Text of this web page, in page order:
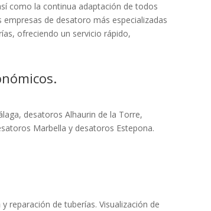
como la continua adaptación de todos
de desatoro más especializadas
ofreciendo un servicio rápido,
desatoros Alhaurin de la Torre,
Marbella y desatoros Estepona.
y reparación de tuberías. Visualización de